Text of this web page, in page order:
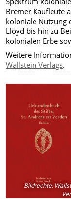
Bremer Kaufleute
koloniale Nutzung
Lloyd bis hin zu
kolonialen Erbe
Weitere
Wallstein Verlags.
Bildrechte: